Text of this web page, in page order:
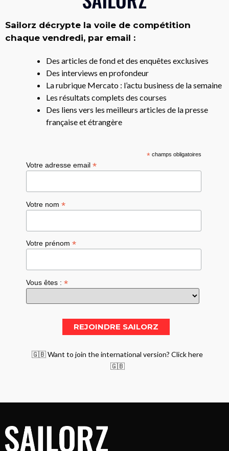
Sailorz décrypte la voile de compétition
chaque vendredi, par email :
Des articles de fond et des enquêtes exclusives
Des interviews en profondeur
La rubrique Mercato : l’actu business de la semaine
Les résultats complets des courses
Des liens vers les meilleurs articles de la presse
française et étrangère
*champs obligatoires
Votre adresse email*
Votre nom*
Votre prénom*
Vous êtes :*
🇬🇧 Want to join the international version? Click here
🇬🇧